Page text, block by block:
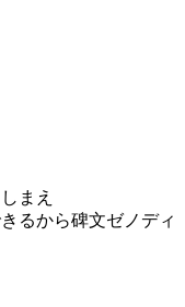
まえ
るから碑文ゼノディ